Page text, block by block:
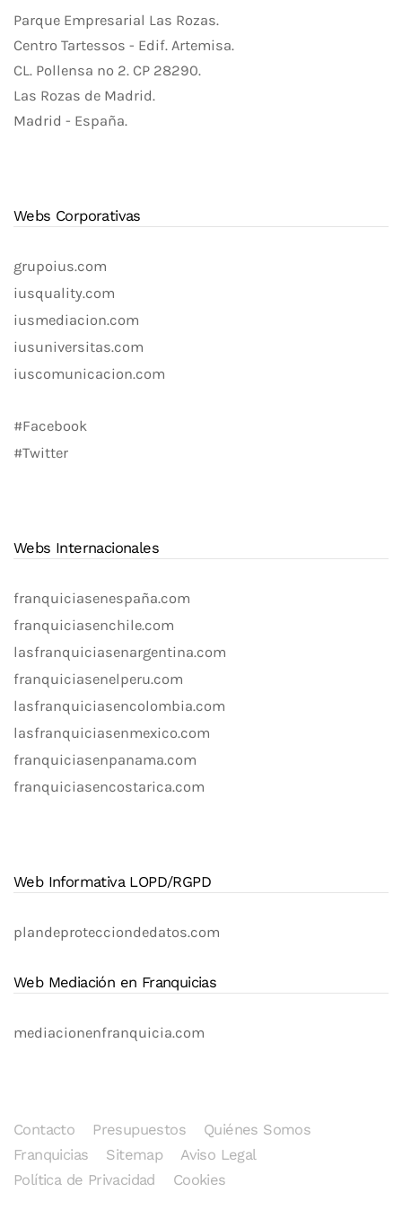
Parque Empresarial Las Rozas.
Centro Tartessos - Edif. Artemisa.
CL. Pollensa nº 2. CP 28290.
Las Rozas de Madrid.
Madrid - España.
Webs Corporativas
grupoius.com
iusquality.com
iusmediacion.com
iusuniversitas.com
iuscomunicacion.com
#Facebook
#Twitter
Webs Internacionales
franquiciasenespaña.com
franquiciasenchile.com
lasfranquiciasenargentina.com
franquiciasenelperu.com
lasfranquiciasencolombia.com
lasfranquiciasenmexico.com
franquiciasenpanama.com
franquiciasencostarica.com
Web Informativa LOPD/RGPD
plandeprotecciondedatos.com
Web Mediación en Franquicias
mediacionenfranquicia.com
Contacto Presupuestos
Quiénes Somos
Franquicias
Sitemap
Aviso Legal
Política de Privacidad
Cookies